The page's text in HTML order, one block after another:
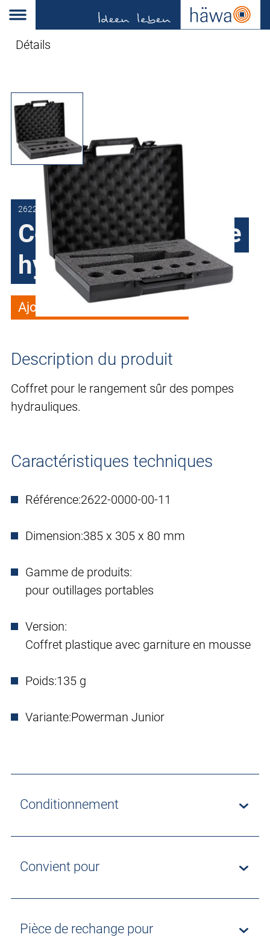
Détails
2622-0000-00-11
Coffret pour pompe
hydraulique
Ajouter à la liste de souhaits
Description du produit
Coffret pour le rangement sûr des pompes
hydrauliques.
Caractéristiques techniques
Référence:2622-0000-00-11
Dimension:385 x 305 x 80 mm
Gamme de produits:
pour outillages portables
Version:
Coffret plastique avec garniture en mousse
Poids:135 g
Variante:Powerman Junior
Conditionnement
Convient pour
Pièce de rechange pour